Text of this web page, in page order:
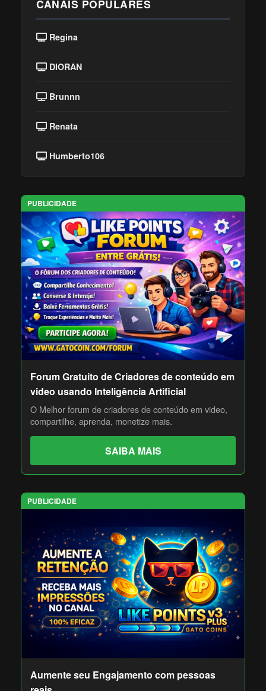
CANAIS POPULARES
Regina
DIORAN
Brunnn
Renata
Humberto106
PUBLICIDADE
Forum Gratuito de Criadores de conteúdo em
video usando Inteligência Artificial
O Melhor forum de criadores de conteúdo em video,
compartilhe, aprenda, monetize mais.
SAIBA MAIS
PUBLICIDADE
Aumente seu Engajamento com pessoas